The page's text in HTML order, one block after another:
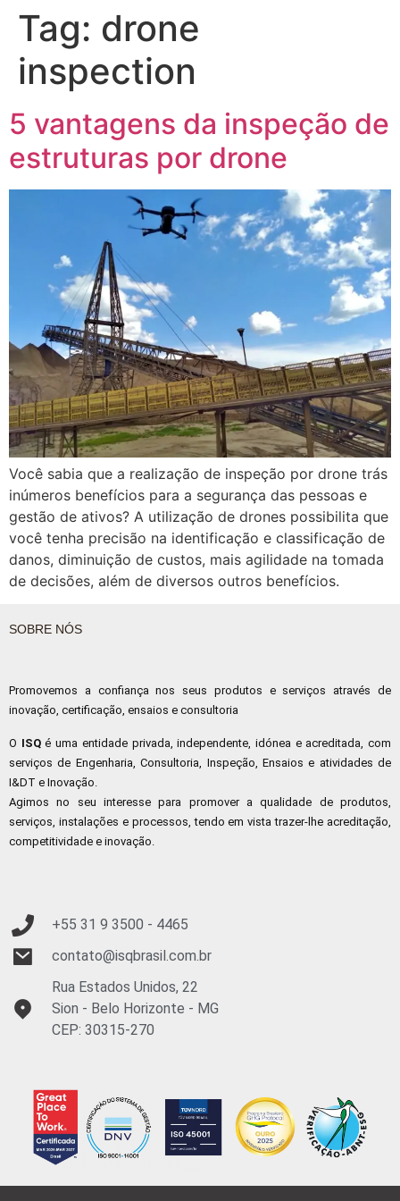
Tag: drone
inspection
5 vantagens da inspeção de
estruturas por drone
Você sabia que a realização de inspeção por drone trás
inúmeros benefícios para a segurança das pessoas e
gestão de ativos? A utilização de drones possibilita que
você tenha precisão na identificação e classificação de
danos, diminuição de custos, mais agilidade na tomada
de decisões, além de diversos outros benefícios.
SOBRE NÓS
Promovemos a confiança nos seus produtos e serviços através de
inovação, certificação, ensaios e consultoria
O ISQé uma entidade privada, independente, idónea e acreditada, com
serviços de Engenharia, Consultoria, Inspeção, Ensaios e atividades de
I&DT e Inovação.
Agimos no seu interesse para promover a qualidade de produtos,
serviços, instalações e processos, tendo em vista trazer-lhe acreditação,
competitividade e inovação.
+55 31 93500 - 4465
contato@isqbrasil.com.br
Rua Estados Unidos, 22
Sion - Belo Horizonte - MG
CEP: 30315-270